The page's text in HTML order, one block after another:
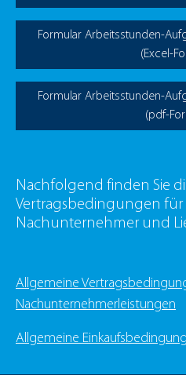
Formular Arbeitsstunden-
(Excel-
Formular Arbeitsstunden-
(pdf-
Nachfolgend finden Sie
Vertragsbedingungen für
Nachunternehmer und
Allgemeine
Nachunternehmerleistungen
Allgemeine